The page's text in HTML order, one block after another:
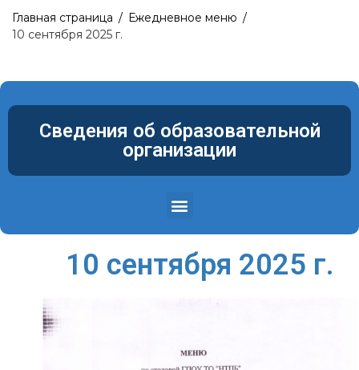
Главная страница / Ежедневное меню /
10 сентября 2025 г.
Сведения об образовательной
организации
10 сентября 2025 г.